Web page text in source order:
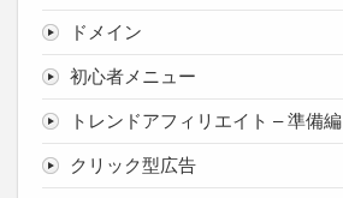
ドメイン
初心者メニュー
トレンドアフィリエイト – 準備編
クリック型広告